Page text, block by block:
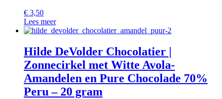
€ 3,50
Lees meer
Hilde DeVolder Chocolatier |
Zonnecirkel met Witte Avola-
Amandelen en Pure Chocolade 70%
Peru – 20 gram